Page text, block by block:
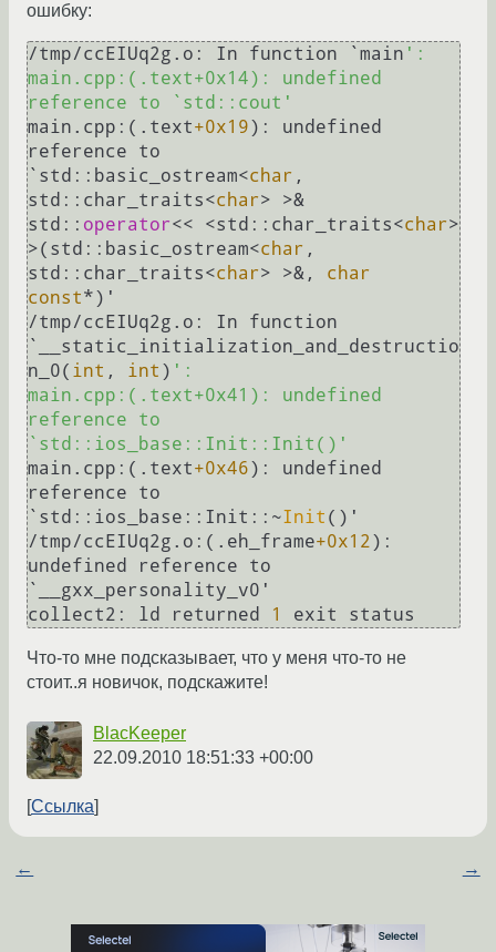
ошибку:
/tmp/ccEIUq2g.o: In function `main ':
main.cpp:(.text+0x14): undefined
reference to `std::cout'
main.cpp:(.text+0x19): undefined
reference to
`std::basic_ostream<char ,
std::char_traits<char> >&
std:: operator<< <std::char_traits<char>
>(std::basic_ostream<char ,
std::char_traits<char> >&, char
const*)'
/tmp/ccEIUq2g.o: In function
`__static_initialization_and_destructio
n_0( int , int ) ':
main.cpp:(.text+0x41): undefined
reference to
`std::ios_base::Init::Init()'
main.cpp:(.text+0x46): undefined
reference to
`std::ios_base::Init::~Init ()'
/tmp/ccEIUq2g.o:(.eh_frame+0x12):
undefined reference to
`__gxx_personality_v0'
collect2: ld returned
1
Что-то мне подсказывает, что у меня что-то не
стоит..я новичок, подскажите!
BlacKeeper
22.09.2010 18:51:33 +00:00
Ссылка
← →